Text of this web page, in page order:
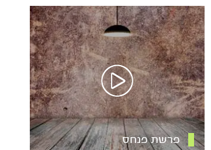
פרשת פנחס